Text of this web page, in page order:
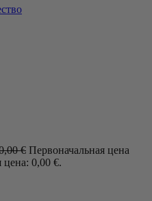
€ Первоначальная цена
цена: 0,00 €.